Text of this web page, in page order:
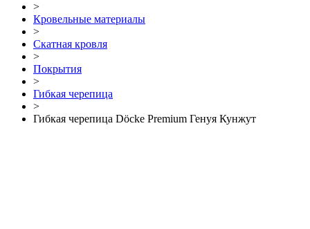
>
Кровельные материалы
>
Скатная кровля
>
Покрытия
>
Гибкая черепица
>
Гибкая черепица Döcke Premium Генуя Кунжут